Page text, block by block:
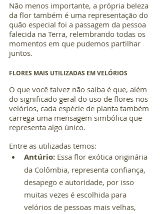
Não menos importante, a própria beleza
da flor também é uma representação do
quão especial foi a passagem da pessoa
falecida na Terra, relembrando todas os
momentos em que pudemos partilhar
juntos.
FLORES MAIS UTILIZADAS EM VELÓRIOS
O que você talvez não saiba é que, além
do significado geral do uso de flores nos
velórios, cada espécie de planta também
carrega uma mensagem simbólica que
representa algo único.
Entre as utilizadas temos:
Antúrio: Essa flor exótica originária
da Colômbia, representa confiança,
desapego e autoridade, por isso
muitas vezes é escolhida para
velórios de pessoas mais velhas,